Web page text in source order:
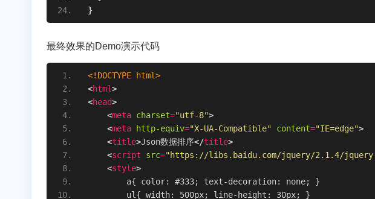
}
最终效果的Demo演示代码
<!DOCTYPE html>
<html>
<head>
<meta charset="utf-8">
<meta http-equiv="X-UA-Compatible" content="IE=edge">
<title>Json数据排序</title>
<script src="https://libs.baidu.com/jquery/2.1.4/
<style>
        a{ color: #333; text-decoration: none; }
        ul{ width: 500px; line-height: 30px; }